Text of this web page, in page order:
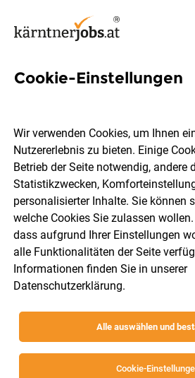
Technischer
Würth Handelsges.m.b.H.
Steiermark, Kärnten, Burgenland
08.08.2026
Cookie-Einstellungen
Wir verwenden Cookies, um Ihnen
Nutzererlebnis zu bieten. Einige
Betrieb der Seite notwendig, andere
Statistikzwecken,
personalisierter Inhalte. Sie können
welche Cookies Sie zulassen
dass aufgrund Ihrer Einstellungen
alle Funktionalitäten der Seite
Informationen finden Sie in unserer
Datenschutzerklärung.
Alle auswählen und
Cookie-